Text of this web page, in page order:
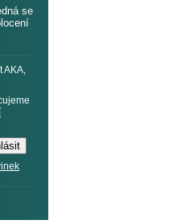
se
AKA,